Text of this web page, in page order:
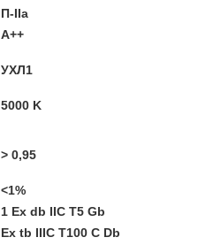
П-ІІа
A++
УХЛ1
5000 K
> 0,95
<1%
1 Ex db IIC T5 Gb
Ex tb IIIC T100 C Db